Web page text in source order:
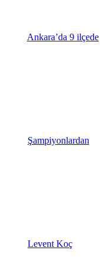
Ankara’da 9 ilçede
Şampiyonlardan
Levent Koç